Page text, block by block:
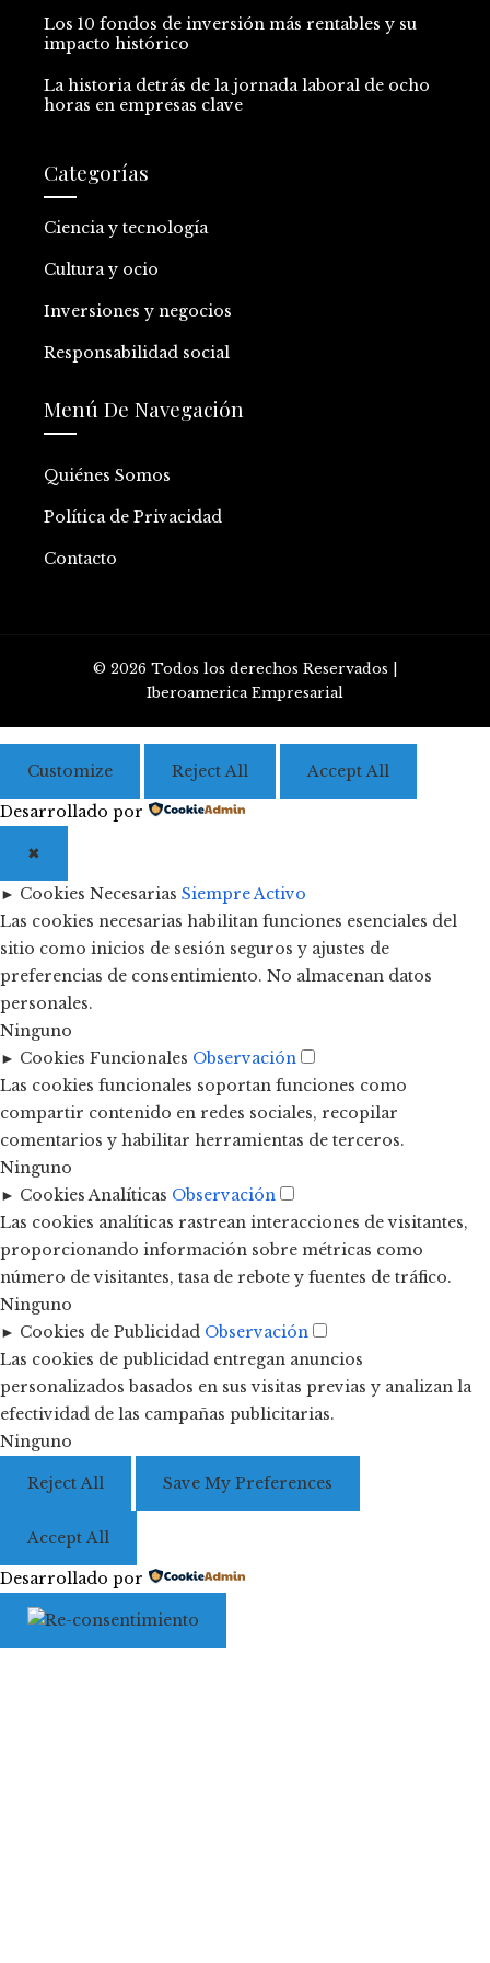
Los 10 fondos de inversión más rentables y su
impacto histórico
La historia detrás de la jornada laboral de ocho
horas en empresas clave
Categorías
Ciencia y tecnología
Cultura y ocio
Inversiones y negocios
Responsabilidad social
Menú De Navegación
Quiénes Somos
Política de Privacidad
Contacto
© 2026 Todos los derechos Reservados |
Iberoamerica Empresarial
Customize Reject All Accept All
Desarrollado por
✖
► Cookies Necesarias Siempre Activo
Las cookies necesarias habilitan funciones esenciales del
sitio como inicios de sesión seguros y ajustes de
preferencias de consentimiento. No almacenan datos
personales.
Ninguno
► Cookies Funcionales Observación
Las cookies funcionales soportan funciones como
compartir contenido en redes sociales, recopilar
comentarios y habilitar herramientas de terceros.
Ninguno
► Cookies Analíticas Observación
Las cookies analíticas rastrean interacciones de visitantes,
proporcionando información sobre métricas como
número de visitantes, tasa de rebote y fuentes de tráfico.
Ninguno
► Cookies de Publicidad Observación
Las cookies de publicidad entregan anuncios
personalizados basados en sus visitas previas y analizan la
efectividad de las campañas publicitarias.
Ninguno
Reject All Save My Preferences
Accept All
Desarrollado por